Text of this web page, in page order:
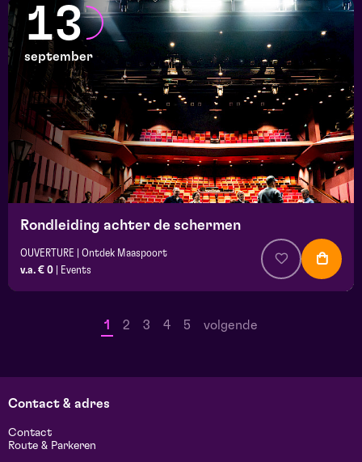
13
september
Rondleiding achter de schermen
OUVERTURE | Ontdek Maaspoort
v.a. € 0
Events
1 2 3 4 5 volgende
Contact & adres
Contact
Route & Parkeren